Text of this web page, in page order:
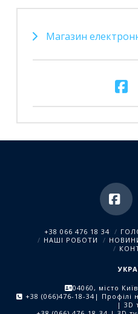
Магазин
+38 066 476 18 34
НАШІ РОБОТИ
04060, місто
+38 (066)476-18-34 | Профілі
| 3D